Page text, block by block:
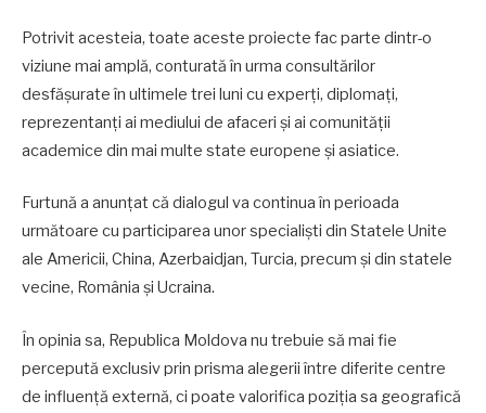
Potrivit acesteia, toate aceste proiecte fac parte dintr-o
viziune mai amplă, conturată în urma consultărilor
desfășurate în ultimele trei luni cu experți, diplomați,
reprezentanți ai mediului de afaceri și ai comunității
academice din mai multe state europene și asiatice.
Furtună a anunțat că dialogul va continua în perioada
următoare cu participarea unor specialiști din Statele Unite
ale Americii, China, Azerbaidjan, Turcia, precum și din statele
vecine, România și Ucraina.
În opinia sa, Republica Moldova nu trebuie să mai fie
percepută exclusiv prin prisma alegerii între diferite centre
de influență externă, ci poate valorifica poziția sa geografică